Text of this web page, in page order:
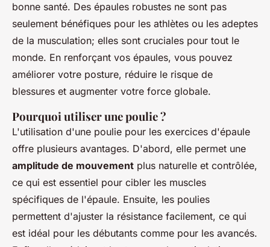
bonne santé. Des épaules robustes ne sont pas
seulement bénéfiques pour les athlètes ou les adeptes
de la musculation; elles sont cruciales pour tout le
monde. En renforçant vos épaules, vous pouvez
améliorer votre posture, réduire le risque de
blessures et augmenter votre force globale.
Pourquoi utiliser une poulie ?
L'utilisation d'une poulie pour les exercices d'épaule
offre plusieurs avantages. D'abord, elle permet une
amplitude de mouvement plus naturelle et contrôlée,
ce qui est essentiel pour cibler les muscles
spécifiques de l'épaule. Ensuite, les poulies
permettent d'ajuster la résistance facilement, ce qui
est idéal pour les débutants comme pour les avancés.